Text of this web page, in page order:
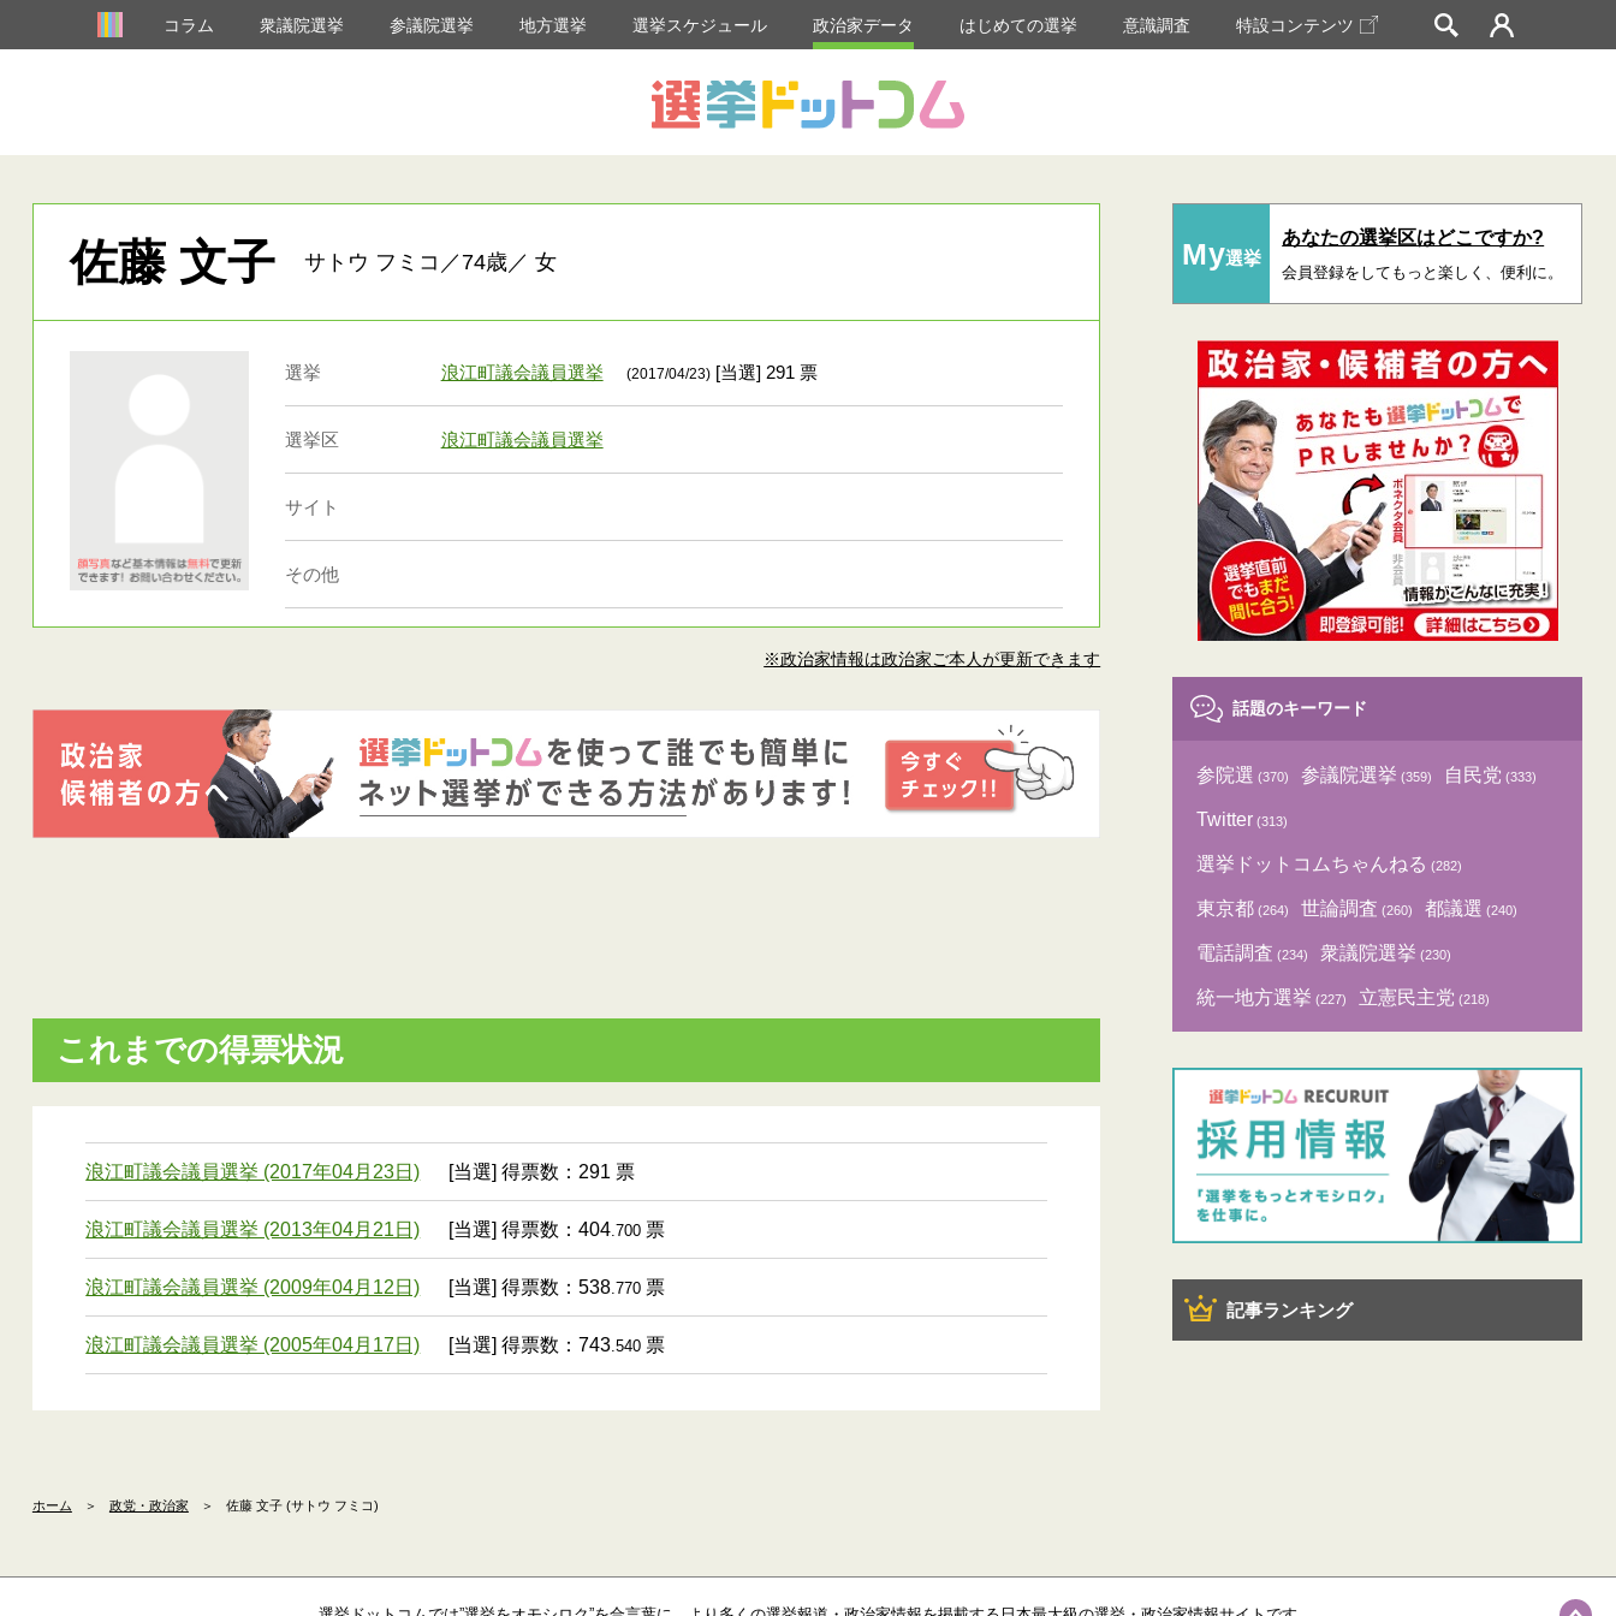
コラム 衆議院選挙 参議院選挙 地方選挙 選挙スケジュール 政治家データ はじめての選挙 意識調査 特設コンテンツ
佐藤 文子 サトウ フミコ／74歳／ 女
選挙 浪江町議会議員選挙 (2017/04/23)[当選] 291 票
選挙区 浪江町議会議員選挙
サイト
その他
※政治家情報は政治家ご本人が更新できます
これまでの得票状況
浪江町議会議員選挙 (2017年04月23日) [当選] 得票数：291 票
浪江町議会議員選挙 (2013年04月21日) [当選] 得票数：404.700 票
浪江町議会議員選挙 (2009年04月12日) [当選] 得票数：538.770 票
浪江町議会議員選挙 (2005年04月17日) [当選] 得票数：743.540 票
My選挙
あなたの選挙区はどこですか?
会員登録をしてもっと楽しく、便利に。
話題のキーワード
参院選 (370) 参議院選挙 (359) 自民党 (333)
Twitter (313)
選挙ドットコムちゃんねる (282)
東京都 (264) 世論調査 (260) 都議選 (240)
電話調査 (234) 衆議院選挙 (230)
統一地方選挙 (227) 立憲民主党 (218)
記事ランキング
ホーム ＞ 政党・政治家 ＞ 佐藤 文子 (サトウ フミコ)